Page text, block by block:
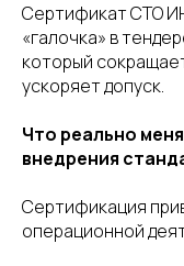
Сертификат СТО
«галочка» в
который
ускоряет допуск.
Что реально
внедрения
Сертификация
операционной